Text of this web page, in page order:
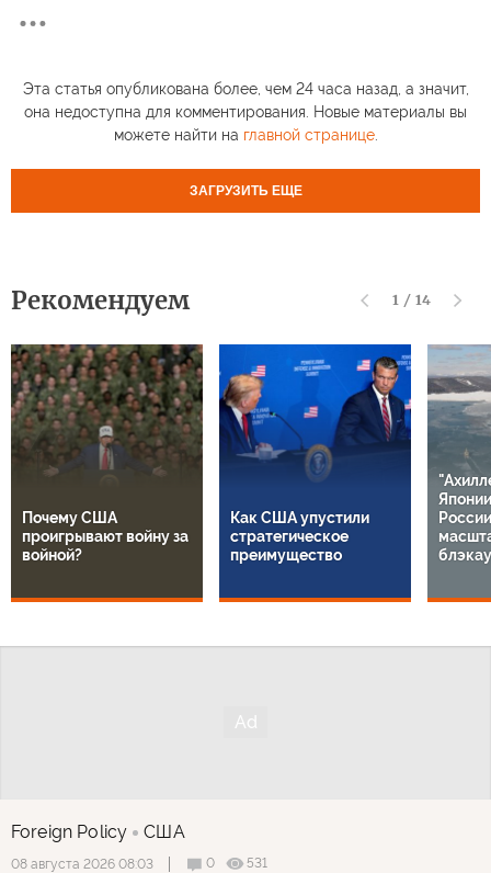
Эта статья опубликована более, чем 24 часа назад, а значит,
она недоступна для комментирования. Новые материалы вы
можете найти на главной странице.
ЗАГРУЗИТЬ ЕЩЕ
Рекомендуем 1 / 14
Почему США
проигрывают войну за
войной?
Как США упустили
стратегическое
преимущество
Foreign Policy США
08 августа 2026 08:03 0
531